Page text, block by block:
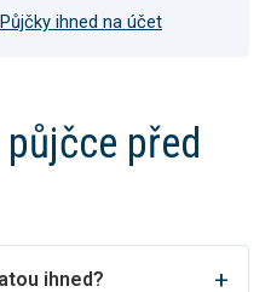
Půjčky ihned na účet
před
ihned?